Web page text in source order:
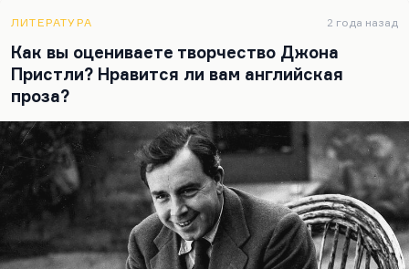
великую литературу. Так было с Россией
Серебряного века, так было с Австро-Венгрией
начала века: Захер-Мазох, Майринк, Кафка,
Перуц, Цвейг, Лем. В частности Гашек, Чапек —
великих, по-моему,…
ЛИТЕРАТУРА 2 года назад
Как вы оцениваете творчество Джона
Пристли? Нравится ли вам английская
проза?